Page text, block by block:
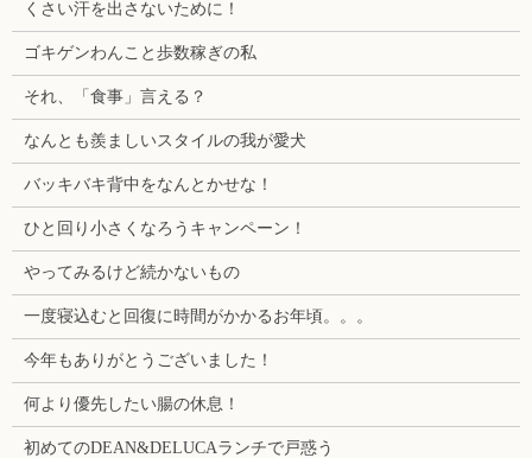
くさい汗を出さないために！
ゴキゲンわんこと歩数稼ぎの私
それ、「食事」言える？
なんとも羨ましいスタイルの我が愛犬
バッキバキ背中をなんとかせな！
ひと回り小さくなろうキャンペーン！
やってみるけど続かないもの
一度寝込むと回復に時間がかかるお年頃。。。
今年もありがとうございました！
何より優先したい腸の休息！
初めてのDEAN&DELUCAランチで戸惑う